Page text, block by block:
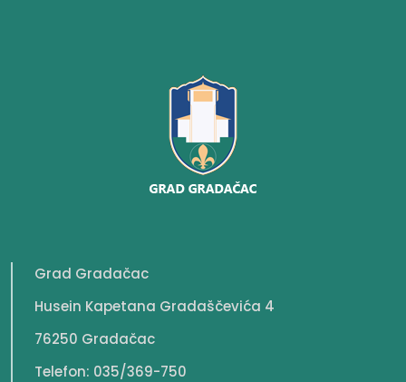
Grad Gradačac
Husein Kapetana Gradaščevića 4
76250 Gradačac
Telefon: 035/369-750